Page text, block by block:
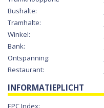
Bushalte:
Tramhalte:
Winkel:
Bank:
Ontspanning:
Restaurant:
INFORMATIEPLICHT
EPC Index: